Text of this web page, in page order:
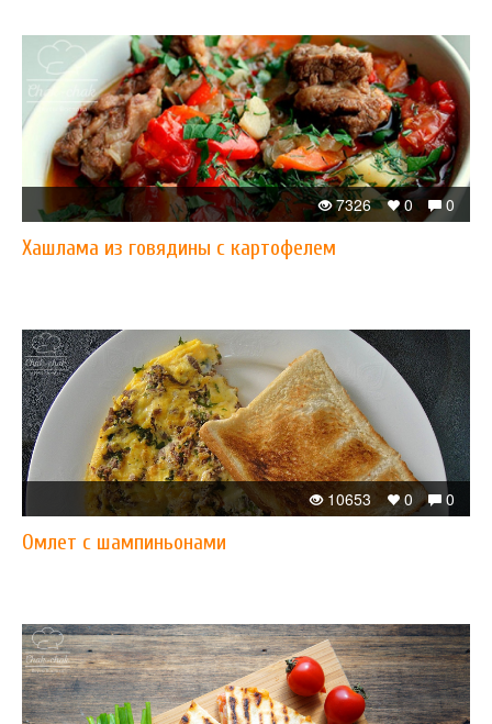
0
0
7326
Хашлама из говядины с картофелем
0
0
10653
Омлет с шампиньонами